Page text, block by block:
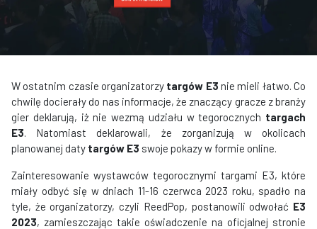
W ostatnim czasie organizatorzy targów E3 nie mieli łatwo. Co
chwilę docierały do nas informacje, że znaczący gracze z branży
gier deklarują, iż nie wezmą udziału w tegorocznych targach
E3. Natomiast deklarowali, że zorganizują w okolicach
planowanej daty targów E3 swoje pokazy w formie online.
Zainteresowanie wystawców tegorocznymi targami E3, które
miały odbyć się w dniach 11-16 czerwca 2023 roku, spadło na
tyle, że organizatorzy, czyli ReedPop, postanowili odwołać E3
2023, zamieszczając takie oświadczenie na oficjalnej stronie